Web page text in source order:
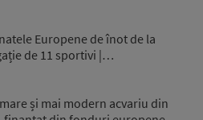
Europene de înot de la
de 11 sportivi |…
și mai modern acvariu din